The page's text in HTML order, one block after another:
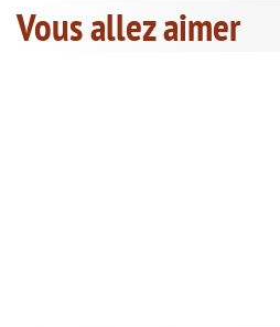
Vous allez aimer